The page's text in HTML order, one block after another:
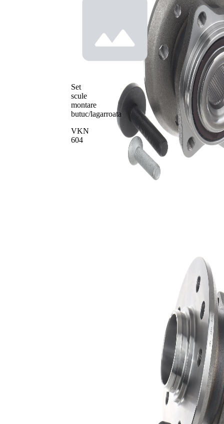
Set
scule
montare
butuc/lagarroata
VKN
604